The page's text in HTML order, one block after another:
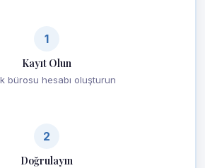
1
Kayıt Olun
bürosu hesabı oluşturun
2
Doğrulayın